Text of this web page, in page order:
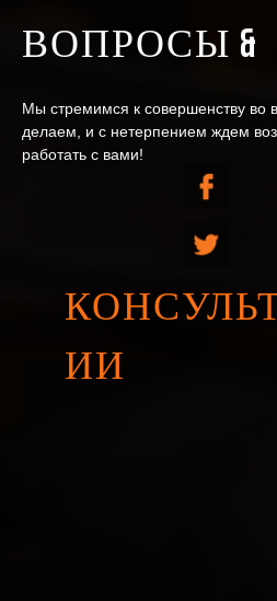
ВОПРОСЫ &
Мы стремимся к совершенству во
делаем, и с нетерпением ждем
работать с вами!
ИИ